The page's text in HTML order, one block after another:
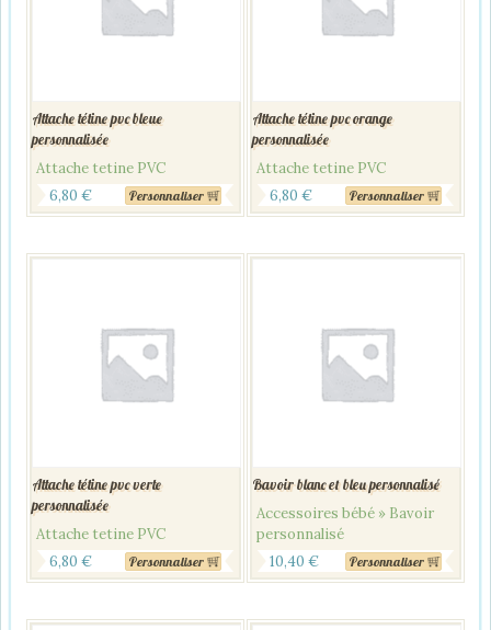
Attache tétine pvc bleue
personnalisée
Attache tetine PVC
6,80 € Personnaliser
Attache tétine pvc orange
personnalisée
Attache tetine PVC
6,80 € Personnaliser
Attache tétine pvc verte
personnalisée
Attache tetine PVC
6,80 € Personnaliser
Bavoir blanc et bleu personnalisé
Accessoires bébé » Bavoir
personnalisé
10,40 € Personnaliser